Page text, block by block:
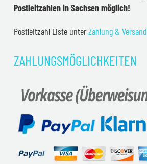
Postleitzahlen in Sachsen möglich!
Postleitzahl Liste unterZahlung & Versand
ZAHLUNGSMÖGLICHKEITEN